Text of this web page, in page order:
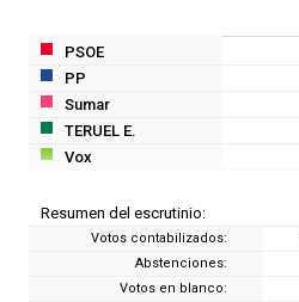
PSOE
PP
Sumar
TERUEL E.
Vox
Resumen del escrutinio:
Votos contabilizados:
Abstenciones:
Votos en blanco: